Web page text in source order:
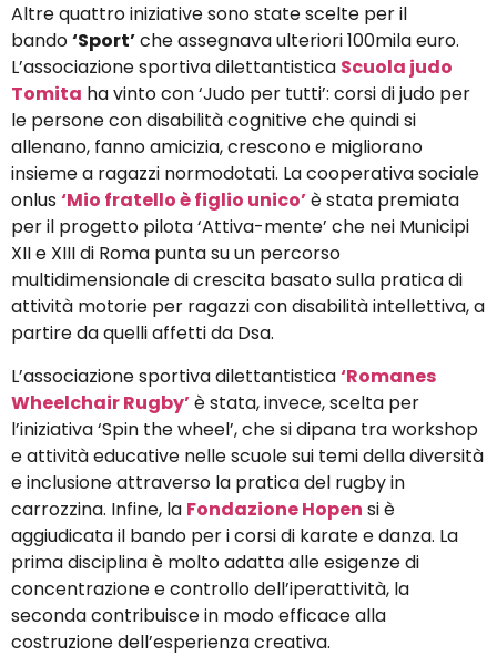
Altre quattro iniziative sono state scelte per il
bando‘Sport’che assegnava ulteriori 100mila euro.
L’associazione sportiva dilettantistica Scuola judo
Tomita ha vinto con ‘Judo per tutti’: corsi di judo per
le persone con disabilità cognitive che quindi si
allenano, fanno amicizia, crescono e migliorano
insieme a ragazzi normodotati. La cooperativa sociale
onlus ‘Mio fratello è figlio unico’è stata premiata
per il progetto pilota ‘Attiva-mente’ che nei Municipi
XII e XIII di Roma punta su un percorso
multidimensionale di crescita basato sulla pratica di
attività motorie per ragazzi con disabilità intellettiva, a
partire da quelli affetti da Dsa.
L’associazione sportiva dilettantistica‘Romanes
Wheelchair Rugby’è stata, invece, scelta per
l’iniziativa ‘Spin the wheel’, che si dipana tra workshop
e attività educative nelle scuole sui temi della diversità
e inclusione attraverso la pratica del rugby in
carrozzina. Infine, la Fondazione Hopen si è
aggiudicata il bando per i corsi di karate e danza. La
prima disciplina è molto adatta alle esigenze di
concentrazione e controllo dell’iperattività, la
seconda contribuisce in modo efficace alla
costruzione dell’esperienza creativa.